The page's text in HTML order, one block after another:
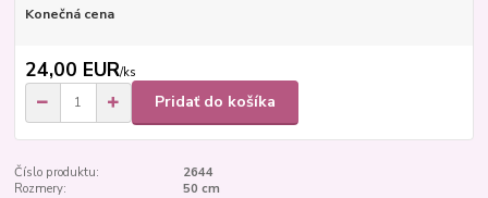
Konečná cena
24,00 EUR/ks
Pridať do košíka
Číslo produktu:
2644
Rozmery:
50 cm